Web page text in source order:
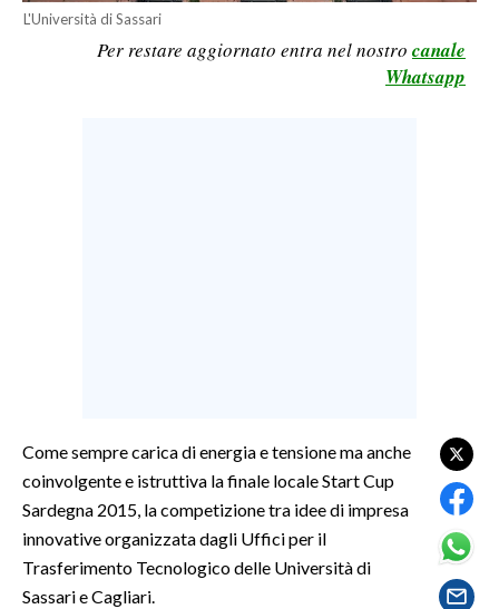
LAVORO
CULTURA
SPETTACOLI
L'Università di Sassari
Per restare aggiornato entra nel nostro canale
Whatsapp
Come sempre carica di energia e tensione ma anche
coinvolgente e istruttiva la finale locale Start Cup
Sardegna 2015, la competizione tra idee di impresa
innovative organizzata dagli Uffici per il
Trasferimento Tecnologico delle Università di
Sassari e Cagliari.